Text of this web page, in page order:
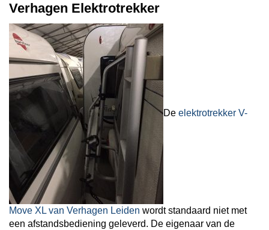
Verhagen Elektrotrekker
De elektrotrekker V-
Move XL van Verhagen Leiden wordt standaard niet met
een afstandsbediening geleverd. De eigenaar van de